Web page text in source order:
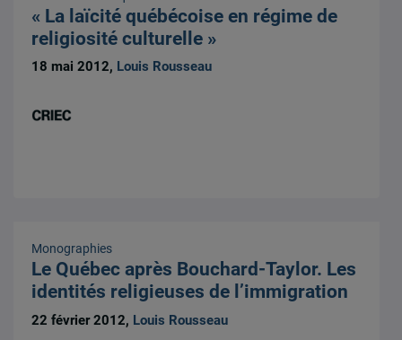
« La laïcité québécoise en régime de
religiosité culturelle »
18 mai 2012, Louis Rousseau
Monographies
Le Québec après Bouchard-Taylor. Les
identités religieuses de l’immigration
22 février 2012, Louis Rousseau